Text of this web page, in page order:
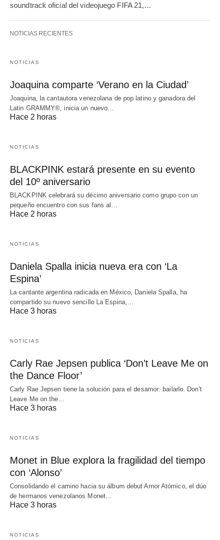
soundtrack oficial del videojuego FIFA 21,…
NOTICIAS RECIENTES
NOTICIAS
Joaquina comparte ‘Verano en la Ciudad’
Joaquina, la cantautora venezolana de pop latino y ganadora del
Latin GRAMMY®, inicia un nuevo…
Hace 2 horas
NOTICIAS
BLACKPINK estará presente en su evento
del 10º aniversario
BLACKPINK celebrará su décimo aniversario como grupo con un
pequeño encuentro con sus fans al…
Hace 2 horas
NOTICIAS
Daniela Spalla inicia nueva era con ‘La
Espina’
La cantante argentina radicada en México, Daniela Spalla, ha
compartido su nuevo sencillo La Espina,…
Hace 3 horas
NOTICIAS
Carly Rae Jepsen publica ‘Don’t Leave Me on
the Dance Floor’
Carly Rae Jepsen tiene la solución para el desamor: bailarlo. Don't
Leave Me on the…
Hace 3 horas
NOTICIAS
Monet in Blue explora la fragilidad del tiempo
con ‘Alonso’
Consolidando el camino hacia su álbum debut Amor Atómico, el dúo
de hermanos venezolanos Monet…
Hace 3 horas
NOTICIAS